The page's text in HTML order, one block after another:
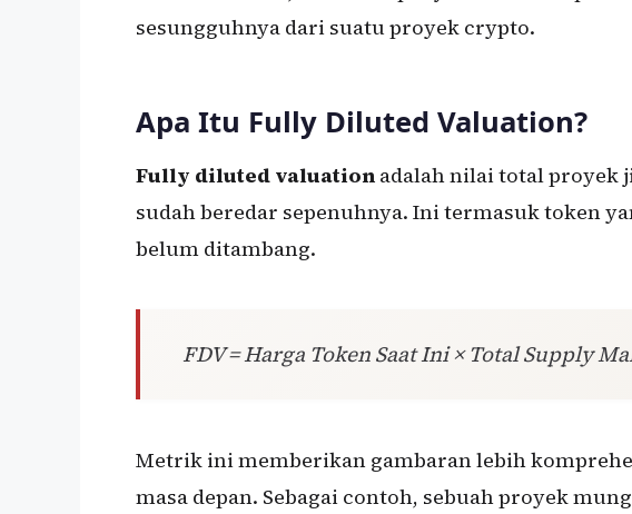
sesungguhnya dari suatu proyek crypto.
Apa Itu Fully Diluted Valuation?
Fully diluted valuation adalah nilai total proyek
sudah beredar sepenuhnya. Ini termasuk token
belum ditambang.
FDV = Harga Token Saat Ini × Total Supply
Metrik ini memberikan gambaran lebih
masa depan. Sebagai contoh, sebuah proyek